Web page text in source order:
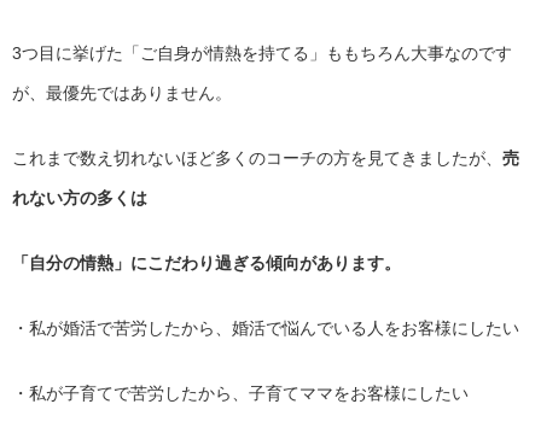
3つ目に挙げた「ご自身が情熱を持てる」 ももちろん大事なのです
が、最優先ではありません。
これまで数え切れないほど多くのコーチの方を見てきましたが、 売
れない方の多くは
「自分の情熱」にこだわり過ぎる傾向があります。
・私が婚活で苦労したから、婚活で悩んでいる人をお客様にしたい
・私が子育てで苦労したから、子育てママをお客様にしたい